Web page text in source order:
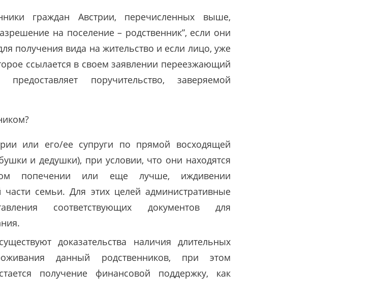
граждан Австрии, перечисленных выше,
на поселение – родственник”, если они
получения вида на жительство и если лицо, уже
ссылается в своем заявлении переезжающий
поручительство, заверяемой
или его/ее супруги по прямой восходящей
и дедушки), при условии, что они находятся
попечении или еще лучше, иждивении
семьи. Для этих целей административные
соответствующих документов для
доказательства наличия длительных
данный родственников, при этом
получение финансовой поддержку, как